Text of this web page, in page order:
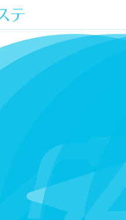
す。 手づくり
テ スキル・セ
マが集まって